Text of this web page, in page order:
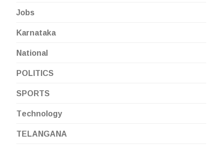
Jobs
Karnataka
National
POLITICS
SPORTS
Technology
TELANGANA